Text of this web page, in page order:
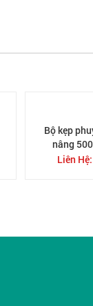
Bộ kẹp
nâng
Liên